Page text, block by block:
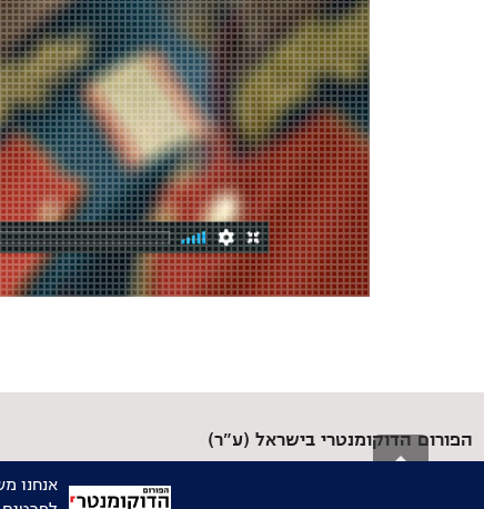
הפורום הדוקומנטרי בישראל (ע"ר)
גלילה